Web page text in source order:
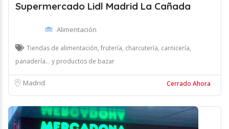
Supermercado Lidl Madrid La Cañada
Alimentación
Tiendas de alimentación, frutería, charcutería, carnicería,
panadería... y productos de bazar
Madrid Cerrado Ahora